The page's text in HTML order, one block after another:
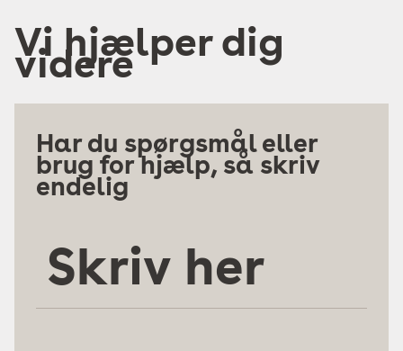
Vi hjælper dig
videre
Har du spørgsmål eller
brug for hjælp, så skriv
endelig
her